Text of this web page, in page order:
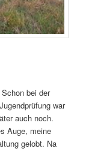
bei der
war
auch noch.
Auge, meine
gelobt. Na